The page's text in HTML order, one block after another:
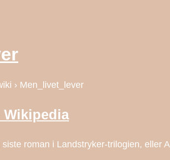
› Men_livet_lever
Wikipedia
roman i Landstryker-trilogien,